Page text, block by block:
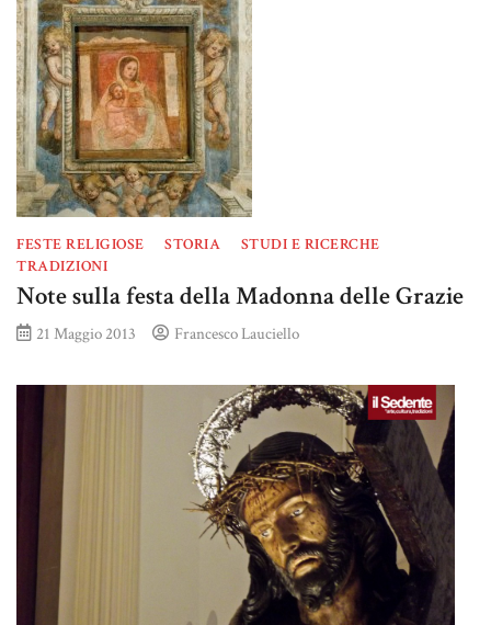
FESTE RELIGIOSE STORIA
STUDI E RICERCHE
TRADIZIONI
Note sulla festa della Madonna delle Grazie
21 Maggio 2013 Francesco Lauciello